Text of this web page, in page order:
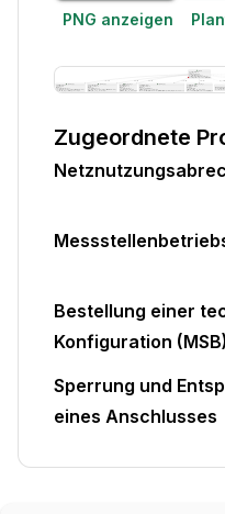
PNG anzeigen
Zugeordnete
Bestellung einer
Konfiguration (MSB)
Sperrung und
eines Anschlusses